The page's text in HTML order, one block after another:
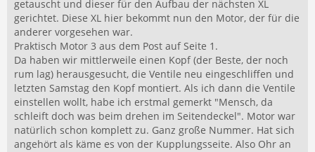
getauscht und dieser für den Aufbau der nächsten XL
gerichtet. Diese XL hier bekommt nun den Motor, der für die
anderer vorgesehen war.
Praktisch Motor 3 aus dem Post auf Seite 1.
Da haben wir mittlerweile einen Kopf (der Beste, der noch
rum lag) herausgesucht, die Ventile neu eingeschliffen und
letzten Samstag den Kopf montiert. Als ich dann die Ventile
einstellen wollt, habe ich erstmal gemerkt "Mensch, da
schleift doch was beim drehen im Seitendeckel". Motor war
natürlich schon komplett zu. Ganz große Nummer. Hat sich
angehört als käme es von der Kupplungsseite. Also Ohr an